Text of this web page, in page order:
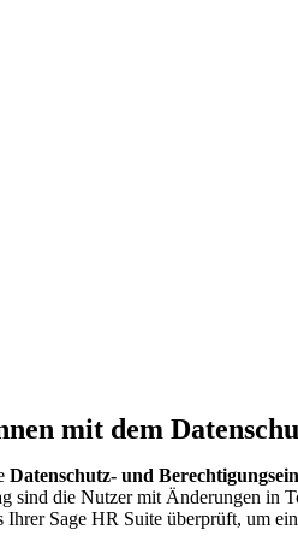
mit dem
Datenschutz- und
sind die Nutzer mit Änderungen in
Sage HR Suite überprüft, um